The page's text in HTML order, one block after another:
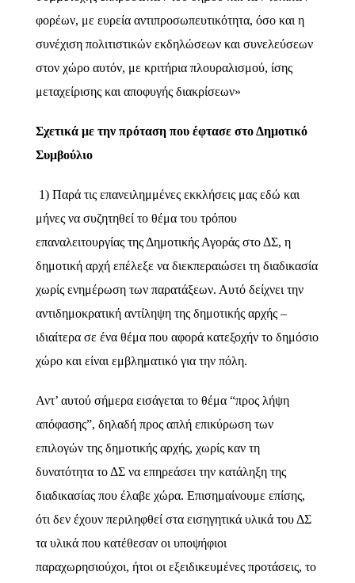
φορέων, με ευρεία αντιπροσωπευτικότητα, όσο και η
συνέχιση πολιτιστικών εκδηλώσεων και συνελεύσεων
στον χώρο αυτόν, με κριτήρια πλουραλισμού, ίσης
μεταχείρισης και αποφυγής διακρίσεων»
Σχετικά με την πρόταση που έφτασε στο Δημοτικό
Συμβούλιο
1) Παρά τις επανειλημμένες εκκλήσεις μας εδώ και
μήνες να συζητηθεί το θέμα του τρόπου
επαναλειτουργίας της Δημοτικής Αγοράς στο ΔΣ, η
δημοτική αρχή επέλεξε να διεκπεραιώσει τη διαδικασία
χωρίς ενημέρωση των παρατάξεων. Αυτό δείχνει την
αντιδημοκρατική αντίληψη της δημοτικής αρχής –
ιδιαίτερα σε ένα θέμα που αφορά κατεξοχήν το δημόσιο
χώρο και είναι εμβληματικό για την πόλη.
Αντ’ αυτού σήμερα εισάγεται το θέμα “προς λήψη
απόφασης”, δηλαδή προς απλή επικύρωση των
επιλογών της δημοτικής αρχής, χωρίς καν τη
δυνατότητα το ΔΣ να επηρεάσει την κατάληξη της
διαδικασίας που έλαβε χώρα. Επισημαίνουμε επίσης,
ότι δεν έχουν περιληφθεί στα εισηγητικά υλικά του ΔΣ
τα υλικά που κατέθεσαν οι υποψήφιοι
παραχωρησιούχοι, ήτοι οι εξειδικευμένες προτάσεις, το